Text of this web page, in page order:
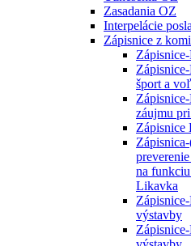
Zasadania OZ
Interpelácie
Zápisnice z
šport a
záujmu
Zápisnice
na
Likavka
výstavby